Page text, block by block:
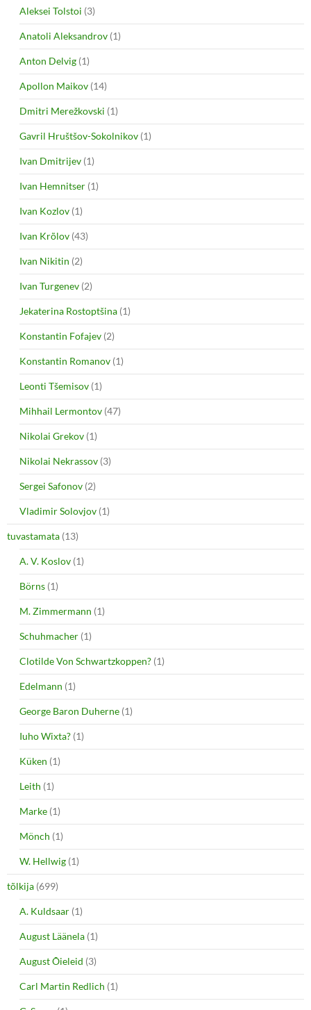
Aleksei Tolstoi (3)
Anatoli Aleksandrov (1)
Anton Delvig (1)
Apollon Maikov (14)
Dmitri Merežkovski (1)
Gavril Hruštšov-Sokolnikov (1)
Ivan Dmitrijev (1)
Ivan Hemnitser (1)
Ivan Kozlov (1)
Ivan Krõlov (43)
Ivan Nikitin (2)
Ivan Turgenev (2)
Jekaterina Rostoptšina (1)
Konstantin Fofajev (2)
Konstantin Romanov (1)
Leonti Tšemisov (1)
Mihhail Lermontov (47)
Nikolai Grekov (1)
Nikolai Nekrassov (3)
Sergei Safonov (2)
Vladimir Solovjov (1)
tuvastamata (13)
A. V. Koslov (1)
Börns (1)
M. Zimmermann (1)
Schuhmacher (1)
Clotilde Von Schwartzkoppen? (1)
Edelmann (1)
George Baron Duherne (1)
Iuho Wixta? (1)
Küken (1)
Leith (1)
Marke (1)
Mönch (1)
W. Hellwig (1)
tõlkija (699)
A. Kuldsaar (1)
August Läänela (1)
August Õieleid (3)
Carl Martin Redlich (1)